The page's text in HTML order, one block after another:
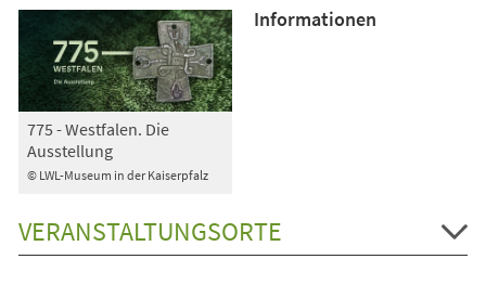
© LWL-Museum in der Kaiserpfalz
775 - Westfalen. Die
Ausstellung
Informationen
VERANSTALTUNGSORTE